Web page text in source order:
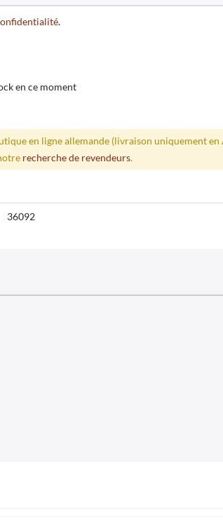
.
en ce moment
en ligne allemande (livraison uniquement en
recherche de revendeurs.
36092